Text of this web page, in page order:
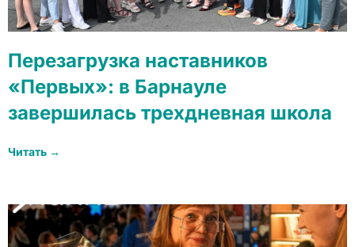
Перезагрузка наставников
«Первых»: в Барнауле
завершилась трехдневная школа
Читать →